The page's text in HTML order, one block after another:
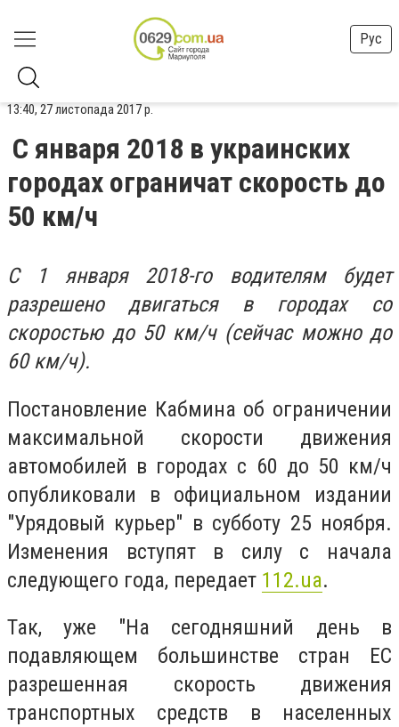
Рус
13:40, 27 листопада 2017 р.
С января 2018 в украинских
городах ограничат скорость до
50 км/ч
С 1 января 2018-го водителям будет
разрешено двигаться в городах со
скоростью до 50 км/ч (сейчас можно до
60 км/ч).
Постановление Кабмина об ограничении
максимальной скорости движения
автомобилей в городах с 60 до 50 км/ч
опубликовали в официальном издании
"Урядовый курьер" в субботу 25 ноября.
Изменения вступят в силу с начала
следующего года, передает 112.ua.
Так, уже "На сегодняшний день в
подавляющем большинстве стран ЕС
разрешенная скорость движения
транспортных средств в населенных